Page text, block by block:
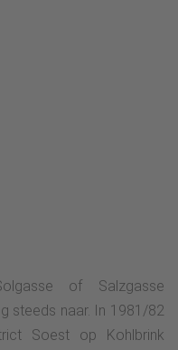
of Salzgasse
steeds naar. In 1981/82
Soest op Kohlbrink